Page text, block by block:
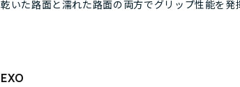
乾いた路面と濡れた路面の両方でグリップ性能を発
EXO